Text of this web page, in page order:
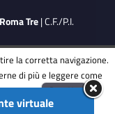
Tre| C.F./P.I.
virtuale
GooglePrivacy
la corretta navigazione.
di più e leggere come
ENG
Accetta